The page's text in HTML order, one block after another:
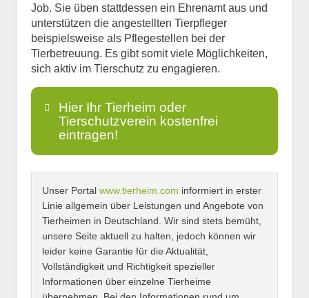
Job. Sie üben stattdessen ein Ehrenamt aus und
unterstützen die angestellten Tierpfleger
beispielsweise als Pflegestellen bei der
Tierbetreuung. Es gibt somit viele Möglichkeiten,
sich aktiv im Tierschutz zu engagieren.
Hier Ihr Tierheim oder
Tierschutzverein kostenfrei
eintragen!
Name*
E-Mail*
Unser Portal www.tierheim.com informiert in erster
Linie allgemein über Leistungen und Angebote von
Tierheimen in Deutschland. Wir sind stets bemüht,
unsere Seite aktuell zu halten, jedoch können wir
leider keine Garantie für die Aktualität,
Vollständigkeit und Richtigkeit spezieller
Informationen über einzelne Tierheime